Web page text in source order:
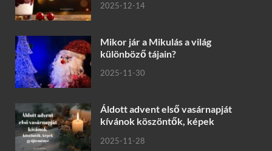
2025-12-14
Mikor jár a Mikulás a világ
különböző tájain?
2025-11-30
Áldott advent első vasárnapját
kívánok köszöntők, képek
2025-11-28